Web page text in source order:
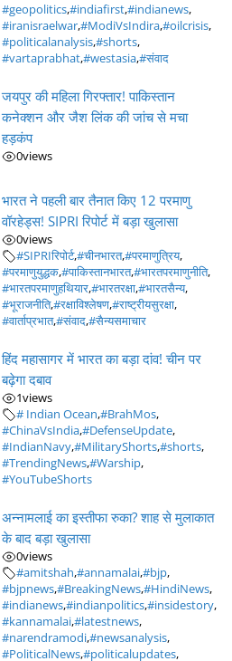
#geopolitics,#indiafirst,#indianews,
#iranisraelwar,#ModiVsIndira,#oilcrisis,
#politicalanalysis,#shorts,
#vartaprabhat,#westasia,#संवाद
जयपुर की महिला गिरफ्तार! पाकिस्तान
कनेक्शन और जैश लिंक की जांच से मचा
हड़कंप
0views
भारत ने पहली बार तैनात किए 12 परमाणु
वॉरहेड्स! SIPRI रिपोर्ट में बड़ा खुलासा
0views
#SIPRIरिपोर्ट,#चीनभारत,#परमाणुत्रिय,
#परमाणुयुद्धक,#पाकिस्तानभारत,#भारतपरमाणुनीति,
#भारतपरमाणुहथियार,#भारतरक्षा,#भारतसैन्य,
#भूराजनीति,#रक्षाविश्लेषण,#राष्ट्रीयसुरक्षा,
#वार्ताप्रभात,#संवाद,#सैन्यसमाचार
हिंद महासागर में भारत का बड़ा दांव! चीन पर
बढ़ेगा दबाव
1views
# Indian Ocean,#BrahMos,
#ChinaVsIndia,#DefenseUpdate,
#IndianNavy,#MilitaryShorts,#shorts,
#TrendingNews,#Warship,
#YouTubeShorts
अन्नामलाई का इस्तीफा रुका? शाह से मुलाकात
के बाद बड़ा खुलासा
0views
#amitshah,#annamalai,#bjp,
#bjpnews,#BreakingNews,#HindiNews,
#indianews,#indianpolitics,#insidestory,
#kannamalai,#latestnews,
#narendramodi,#newsanalysis,
#PoliticalNews,#politicalupdates,